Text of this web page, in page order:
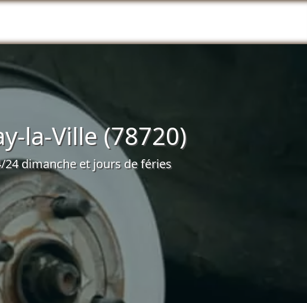
la-Ville (78720)
dimanche et jours de féries